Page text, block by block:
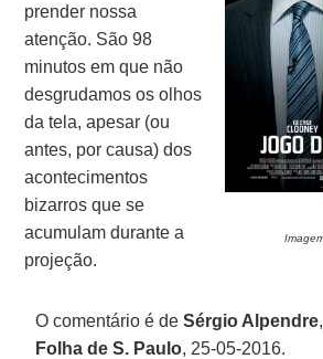
prender nossa
atenção. São 98
minutos em que não
desgrudamos os olhos
da tela, apesar (ou
antes, por causa) dos
acontecimentos
bizarros que se
acumulam durante a
projeção.
O comentário é deSérgio Alpendre
Folha de S. Paulo, 25-05-2016.